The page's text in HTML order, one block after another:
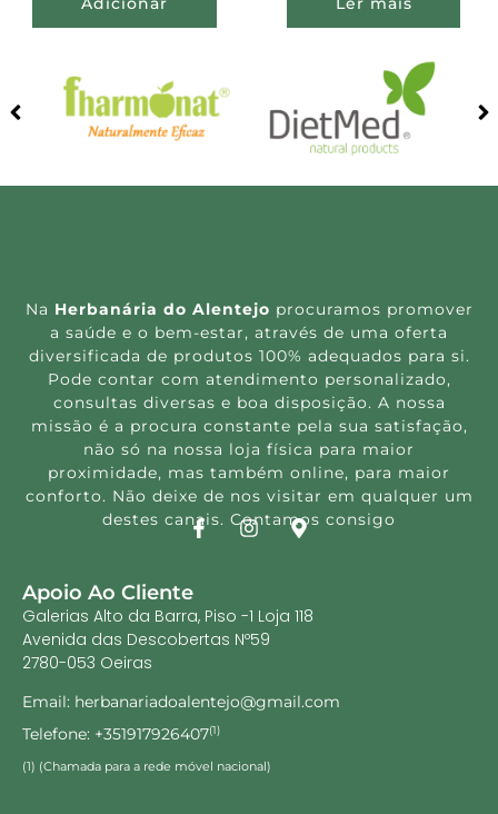
Na Herbanária do Alentejo procuramos promover
a saúde e o bem-estar, através de uma oferta
diversificada de produtos 100% adequados para si.
Pode contar com atendimento personalizado,
consultas diversas e boa disposição. A nossa
missão é a procura constante pela sua satisfação,
não só na nossa loja física para maior
proximidade, mas também online, para maior
conforto. Não deixe de nos visitar em qualquer um
destes canais. Contamos consigo
Apoio Ao Cliente
Galerias Alto da Barra, Piso -1 Loja 118
Avenida das Descobertas Nº59
2780-053 Oeiras
Email: herbanariadoalentejo@gmail.com
Telefone: +351917926407(1)
(1) (Chamada para a rede móvel nacional)